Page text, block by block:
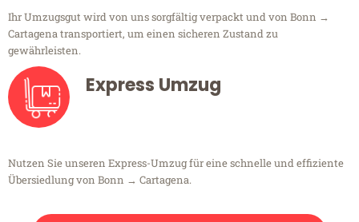
Ihr Umzugsgut wird von uns sorgfältig verpackt und von Bonn →
Cartagena transportiert, um einen sicheren Zustand zu
gewährleisten.
Express Umzug
Nutzen Sie unseren Express-Umzug für eine schnelle und effiziente
Übersiedlung von Bonn → Cartagena.